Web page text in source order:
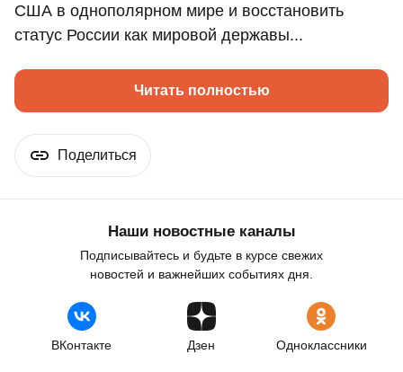
США в однополярном мире и восстановить
статус России как мировой державы...
Читать полностью
Поделиться
Наши новостные каналы
Подписывайтесь и будьте в курсе свежих
новостей и важнейших событиях дня.
ВКонтакте Дзен Одноклассники